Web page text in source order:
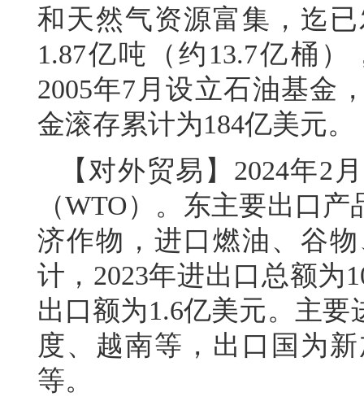
和天然气资源富集，迄
1.87亿吨（约13.7亿桶
2005年7月设立石油基金
金滚存累计为184亿美元。
【对外贸易】2024年2
（WTO）。东主要出口
济作物，进口燃油、谷
计，2023年进出口总额为
出口额为1.6亿美元。主
度、越南等，出口国为
等。